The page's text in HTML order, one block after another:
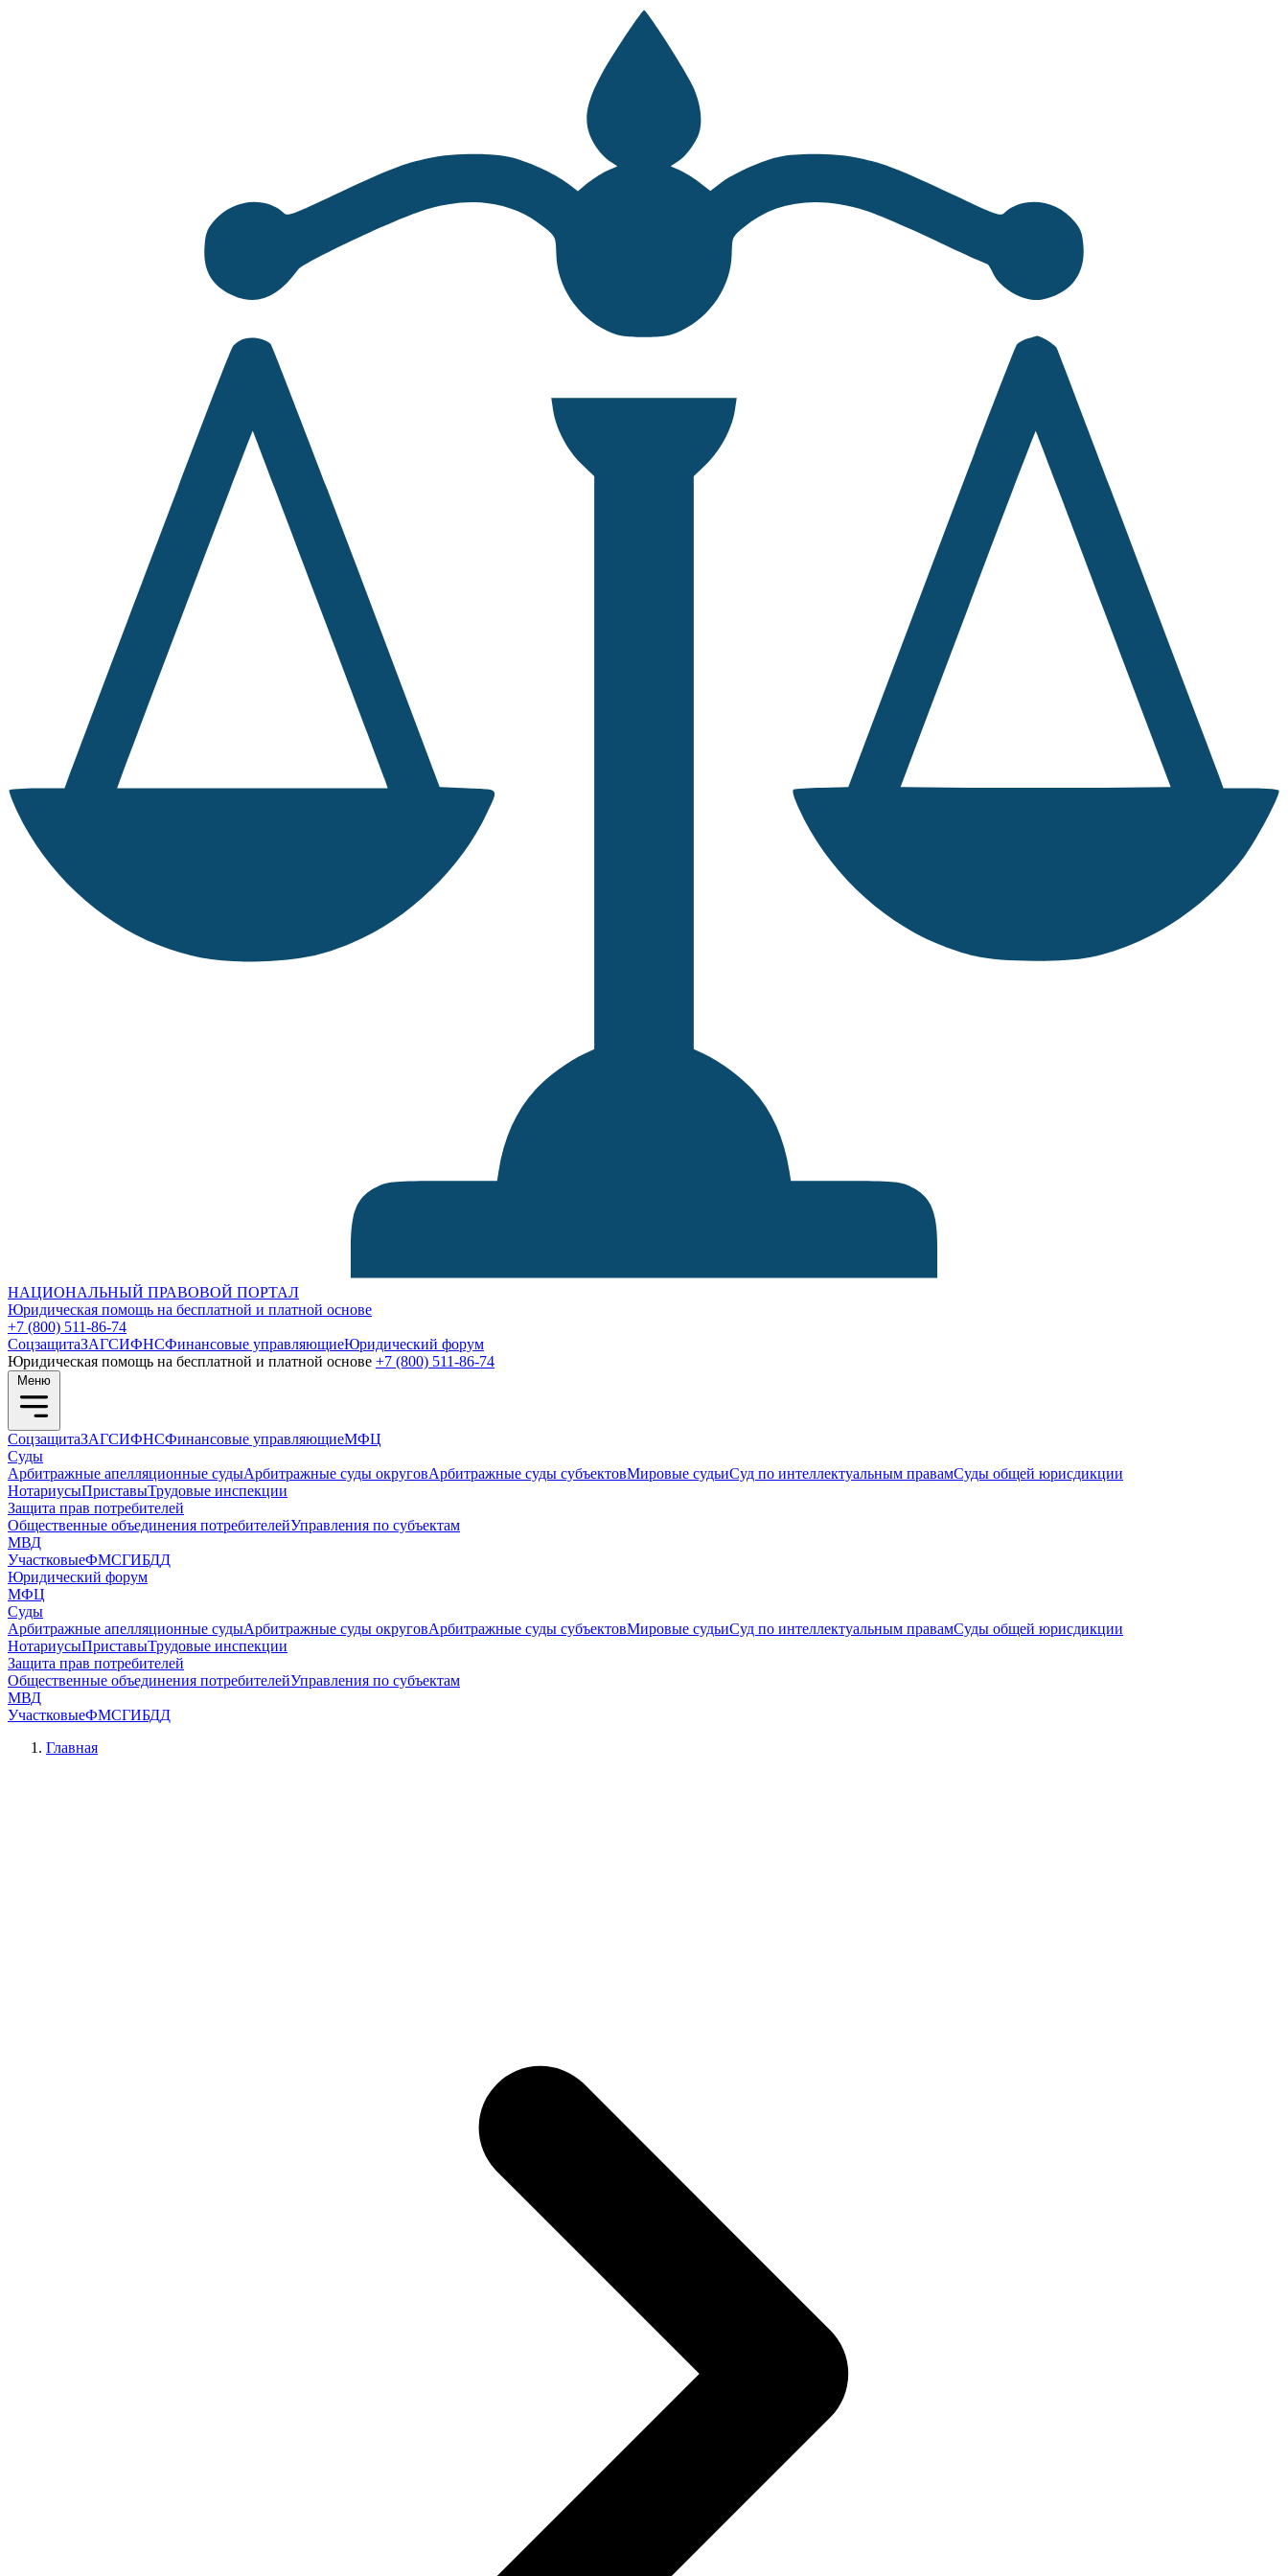
НАЦИОНАЛЬНЫЙ ПРАВОВОЙ ПОРТАЛ
Юридическая помощь на бесплатной и платной основе
+7 (800) 511-86-74
СоцзащитаЗАГСИФНСФинансовые управляющиеЮридический форум
Юридическая помощь на бесплатной и платной основе +7 (800) 511-86-74
Меню
СоцзащитаЗАГСИФНСФинансовые управляющиеМФЦ
Суды
Арбитражные апелляционные судыАрбитражные суды округовАрбитражные суды субъектовМировые судьиСуд по интеллектуальным правамСуды общей юрисдикции
НотариусыПриставыТрудовые инспекции
Защита прав потребителей
Общественные объединения потребителейУправления по субъектам
МВД
УчастковыеФМСГИБДД
Юридический форум
МФЦ
Суды
Арбитражные апелляционные судыАрбитражные суды округовАрбитражные суды субъектовМировые судьиСуд по интеллектуальным правамСуды общей юрисдикции
НотариусыПриставыТрудовые инспекции
Защита прав потребителей
Общественные объединения потребителейУправления по субъектам
МВД
УчастковыеФМСГИБДД
Главная